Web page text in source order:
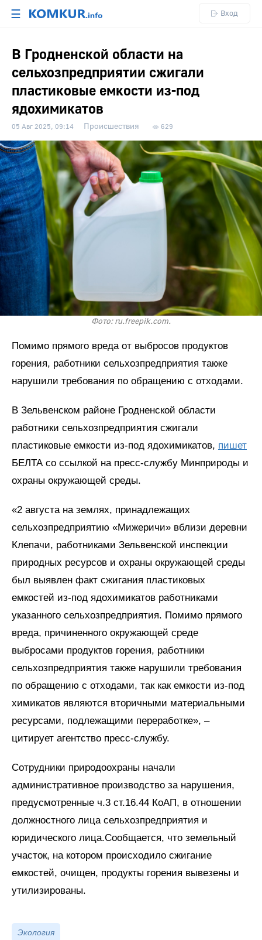
☰ Вход
В Гродненской области на
сельхозпредприятии сжигали
пластиковые емкости из-под
ядохимикатов
05 Авг 2025, 09:14 Происшествия 629
Фото: ru.freepik.com.
Помимо прямого вреда от выбросов продуктов
горения, работники сельхозпредприятия также
нарушили требования по обращению с отходами.
В Зельвенском районе Гродненской области
работники сельхозпредприятия сжигали
пластиковые емкости из-под ядохимикатов, пишет
БЕЛТА со ссылкой на пресс-службу Минприроды и
охраны окружающей среды.
«2 августа на землях, принадлежащих
сельхозпредприятию «Мижеричи» вблизи деревни
Клепачи, работниками Зельвенской инспекции
природных ресурсов и охраны окружающей среды
был выявлен факт сжигания пластиковых
емкостей из-под ядохимикатов работниками
указанного сельхозпредприятия. Помимо прямого
вреда, причиненного окружающей среде
выбросами продуктов горения, работники
сельхозпредприятия также нарушили требования
по обращению с отходами, так как емкости из-под
химикатов являются вторичными материальными
ресурсами, подлежащими переработке», –
цитирует агентство пресс-службу.
Сотрудники природоохраны начали
административное производство за нарушения,
предусмотренные ч.3 ст.16.44 КоАП, в отношении
должностного лица сельхозпредприятия и
юридического лица.Сообщается, что земельный
участок, на котором происходило сжигание
емкостей, очищен, продукты горения вывезены и
утилизированы.
Экология